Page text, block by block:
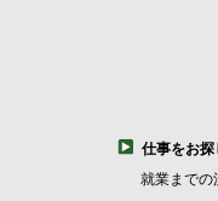
仕事をお探
就業までの